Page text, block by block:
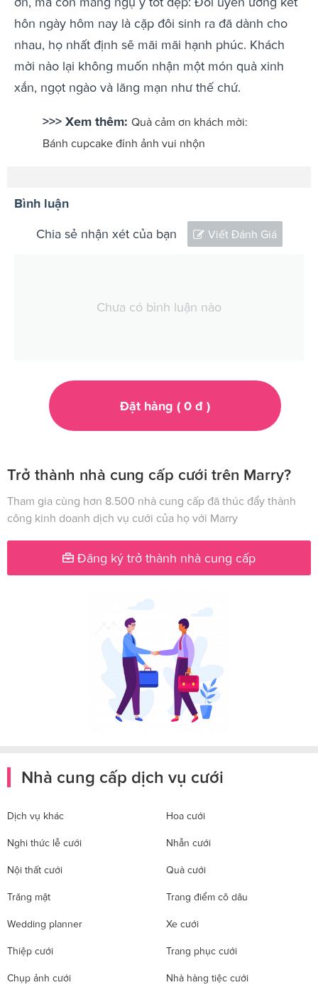
hôn ngày hôm nay là cặp đôi sinh ra đã dành cho
nhau, họ nhất định sẽ mãi mãi hạnh phúc. Khách
mời nào lại không muốn nhận một món quà xinh
xắn, ngọt ngào và lãng mạn như thế chứ.
>>> Xem thêm: Quà cảm ơn khách mời:
Bánh cupcake đính ảnh vui nhộn
Bình luận
Chia sẻ nhận xét của bạn Viết Đánh Giá
Chưa có bình luận nào
Đặt hàng ( 0đ )
Trở thành nhà cung cấp cưới trên Marry?
Tham gia cùng hơn 8.500 nhà cung cấp đã thúc đẩy thành
công kinh doanh dịch vụ cưới của họ với Marry
Đăng ký trở thành nhà cung cấp
Nhà cung cấp dịch vụ cưới
Dịch vụ khác Hoa cưới
Nghi thức lễ cưới Nhẫn cưới
Nội thất cưới Quà cưới
Trăng mật Trang điểm cô dâu
Wedding planner Xe cưới
Thiệp cưới Trang phục cưới
Chụp ảnh cưới Nhà hàng tiệc cưới